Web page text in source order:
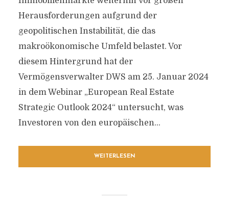
Herausforderungen aufgrund der
geopolitischen Instabilität, die das
makroökonomische Umfeld belastet. Vor
diesem Hintergrund hat der
Vermögensverwalter DWS am 25. Januar 2024
in dem Webinar „European Real Estate
Strategic Outlook 2024“ untersucht, was
Investoren von den europäischen...
WEITERLESEN